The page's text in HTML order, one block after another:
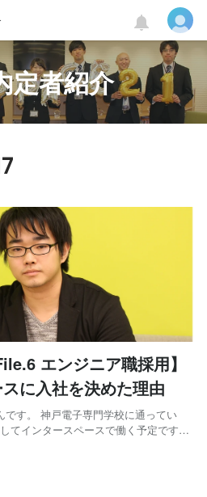
定者紹介
エンジニア職採用】
に入社を決めた理由
です。 神戸電子専門学校に通ってい
てインタースペースで働く予定です。
(横スクロールのシューティングゲーム
windo...